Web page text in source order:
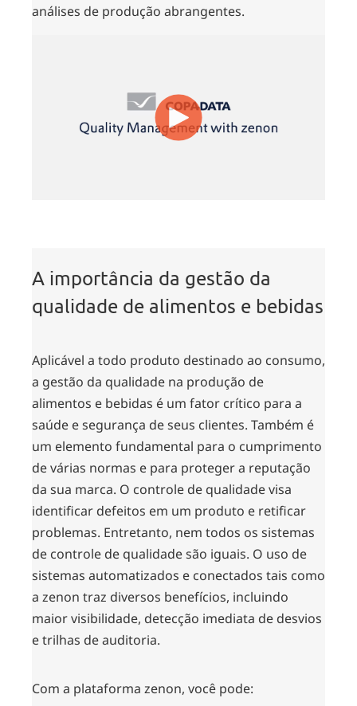
análises de produção abrangentes.
A importância da gestão da
qualidade de alimentos e bebidas
Aplicável a todo produto destinado ao consumo,
a gestão da qualidade na produção de
alimentos e bebidas é um fator crítico para a
saúde e segurança de seus clientes. Também é
um elemento fundamental para o cumprimento
de várias normas e para proteger a reputação
da sua marca. O controle de qualidade visa
identificar defeitos em um produto e retificar
problemas. Entretanto, nem todos os sistemas
de controle de qualidade são iguais. O uso de
sistemas automatizados e conectados tais como
a zenon traz diversos benefícios, incluindo
maior visibilidade, detecção imediata de desvios
e trilhas de auditoria.
Com a plataforma zenon, você pode: